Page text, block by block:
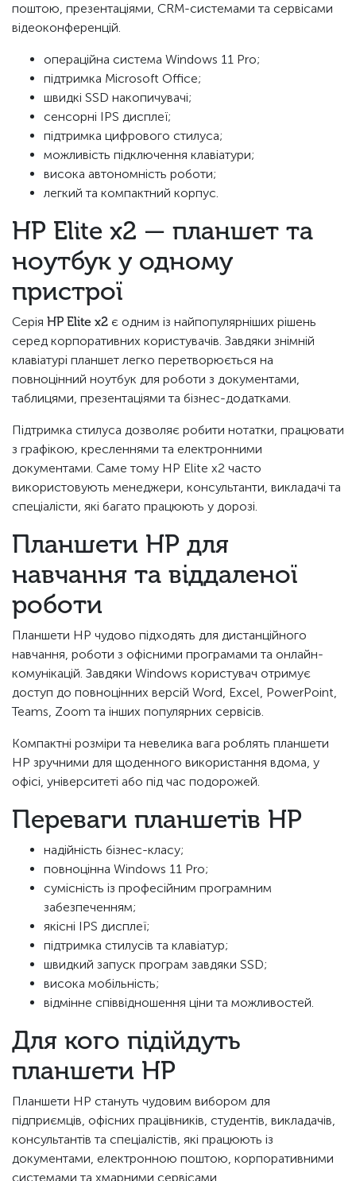
поштою, презентаціями, CRM-системами та сервісами
відеоконференцій.
операційна система Windows 11 Pro;
підтримка Microsoft Office;
швидкі SSD накопичувачі;
сенсорні IPS дисплеї;
підтримка цифрового стилуса;
можливість підключення клавіатури;
висока автономність роботи;
легкий та компактний корпус.
HP Elite x2 — планшет та
ноутбук у одному
пристрої
Серія HP Elite x2 є одним із найпопулярніших рішень
серед корпоративних користувачів. Завдяки знімній
клавіатурі планшет легко перетворюється на
повноцінний ноутбук для роботи з документами,
таблицями, презентаціями та бізнес-додатками.
Підтримка стилуса дозволяє робити нотатки, працювати
з графікою, кресленнями та електронними
документами. Саме тому HP Elite x2 часто
використовують менеджери, консультанти, викладачі та
спеціалісти, які багато працюють у дорозі.
Планшети HP для
навчання та віддаленої
роботи
Планшети HP чудово підходять для дистанційного
навчання, роботи з офісними програмами та онлайн-
комунікацій. Завдяки Windows користувач отримує
доступ до повноцінних версій Word, Excel, PowerPoint,
Teams, Zoom та інших популярних сервісів.
Компактні розміри та невелика вага роблять планшети
HP зручними для щоденного використання вдома, у
офісі, університеті або під час подорожей.
Переваги планшетів HP
надійність бізнес-класу;
повноцінна Windows 11 Pro;
сумісність із професійним програмним
забезпеченням;
якісні IPS дисплеї;
підтримка стилусів та клавіатур;
швидкий запуск програм завдяки SSD;
висока мобільність;
відмінне співвідношення ціни та можливостей.
Для кого підійдуть
планшети HP
Планшети HP стануть чудовим вибором для
підприємців, офісних працівників, студентів, викладачів,
консультантів та спеціалістів, які працюють із
документами, електронною поштою, корпоративними
системами та хмарними сервісами.